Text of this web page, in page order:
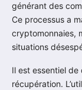
générant des
Ce processus a
cryptomonnaies,
situations
Il est essentiel
récupération.